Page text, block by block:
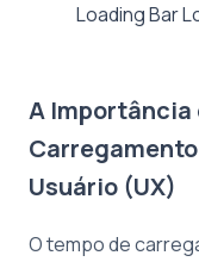
Loading Bar
A Importância
Usuário (UX)
O tempo de